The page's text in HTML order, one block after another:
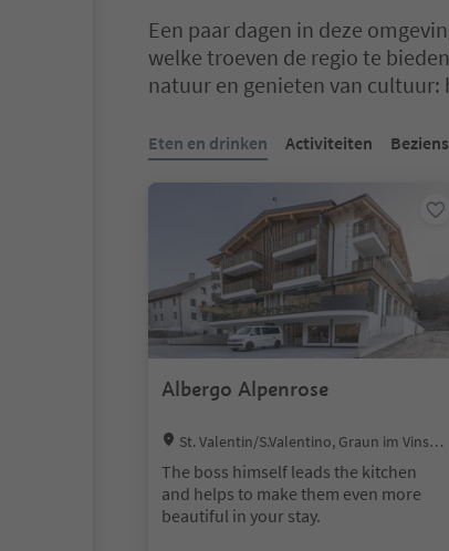
Een paar dagen in deze
welke troeven de regio te
natuur en genieten van cultuur:
Eten en drinken Activiteiten
Albergo Alpenrose
Location:
St. Valentin/S.Valentino, Graun im Vinsch
gau/Curon Venosta, Vinschgau/Val Venosta
The boss himself leads the kitchen
and helps to make them even more
beautiful in your stay.